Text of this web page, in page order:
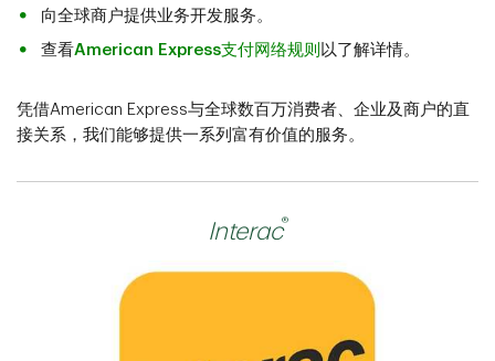
向全球商户提供业务开发服务。
查看American Express支付网络规则 以了解详情。
凭借American Express与全球数百万消费者、企业及商户的直
接关系，我们能够提供一系列富有价值的服务。
Interac®